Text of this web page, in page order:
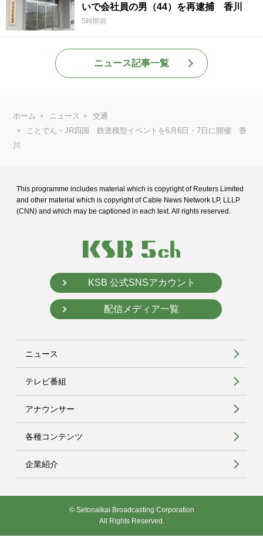
いで会社員の男（44）を再逮捕 香川
5時間前
ニュース記事一覧
ホーム ニュース
交通
ことでん・JR四国 鉄道模型イベントを6月6日・7日に開催 香
川
This programme includes material which is copyright of Reuters Limited
and other material which is copyright of Cable News Network LP, LLLP
(CNN) and which may be captioned in each text. All rights reserved.
KSB 公式SNSアカウント
配信メディア一覧
ニュース
テレビ番組
アナウンサー
各種コンテンツ
企業紹介
© Setonaikai Broadcasting Corporation
All Rights Reserved.